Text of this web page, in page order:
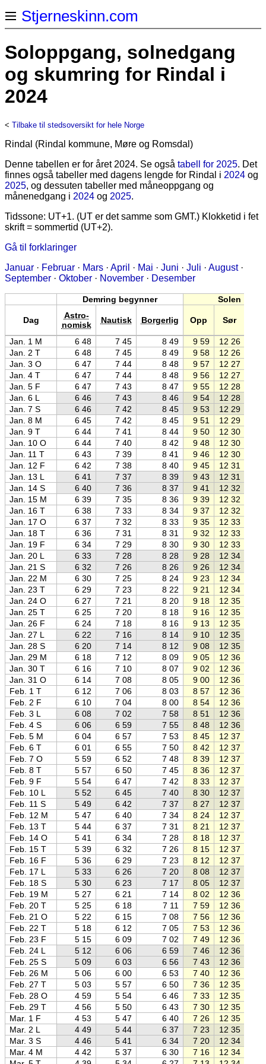
Stjerneskinn.com
Soloppgang, solnedgang
og skumring for Rindal i
2024
< Tilbake til stedsoversikt for hele Norge
Rindal (Rindal kommune, Møre og Romsdal)
Denne tabellen er for året 2024. Se også tabell for 2025. Det
finnes også tabeller med dagens lengde for Rindal i 2024 og
2025, og dessuten tabeller med måneoppgang og
månenedgang i 2024 og 2025.
Tidssone: UT+1. (UT er det samme som GMT.) Klokketid i fet
skrift = sommertid (UT+2).
Gå til forklaringer
Januar · Februar · Mars · April · Mai · Juni · Juli · August·
September · Oktober · November · Desember
Demring begynner Solen
Dag
Astro-
nomisk
Nautisk Borgerlig Opp Sør
Jan. 1 M 6 48 7 45 8 49 9 59 12 26
Jan. 2 T
6 48 7 45 8 49 9 58 12 26
Jan. 3 O
6 47 7 44 8 48 9 57 12 27
Jan. 4 T
6 47 7 44 8 48 9 56 12 27
Jan. 5 F
6 47 7 43 8 47 9 55 12 28
Jan. 6 L
6 46 7 43 8 46 9 54 12 28
Jan. 7 S
6 46 7 42 8 45 9 53 12 29
Jan. 8 M
6 45 7 42 8 45 9 51 12 29
Jan. 9 T
6 44 7 41 8 44 9 50 12 30
Jan. 10 O
6 44 7 40 8 42 9 48 12 30
Jan. 11 T
6 43 7 39 8 41 9 46 12 30
Jan. 12 F
6 42 7 38 8 40 9 45 12 31
Jan. 13 L
6 41 7 37 8 39 9 43 12 31
Jan. 14 S
6 40 7 36 8 37 9 41 12 32
Jan. 15 M
6 39 7 35 8 36 9 39 12 32
Jan. 16 T
6 38 7 33 8 34 9 37 12 32
Jan. 17 O
6 37 7 32 8 33 9 35 12 33
Jan. 18 T
6 36 7 31 8 31 9 32 12 33
Jan. 19 F
6 34 7 29 8 30 9 30 12 33
Jan. 20 L
6 33 7 28 8 28 9 28 12 34
Jan. 21 S
6 32 7 26 8 26 9 26 12 34
Jan. 22 M
6 30 7 25 8 24 9 23 12 34
Jan. 23 T
6 29 7 23 8 22 9 21 12 34
Jan. 24 O
6 27 7 21 8 20 9 18 12 35
Jan. 25 T
6 25 7 20 8 18 9 16 12 35
Jan. 26 F
6 24 7 18 8 16 9 13 12 35
Jan. 27 L
6 22 7 16 8 14 9 10 12 35
Jan. 28 S
6 20 7 14 8 12 9 08 12 35
Jan. 29 M
6 18 7 12 8 09 9 05 12 36
Jan. 30 T
6 16 7 10 8 07 9 02 12 36
Jan. 31 O
6 14 7 08 8 05 9 00 12 36
Feb. 1 T
6 12 7 06 8 03 8 57 12 36
Feb. 2 F
6 10 7 04 8 00 8 54 12 36
Feb. 3 L
6 08 7 02 7 58 8 51 12 36
Feb. 4 S
6 06 6 59 7 55 8 48 12 36
Feb. 5 M
6 04 6 57 7 53 8 45 12 37
Feb. 6 T
6 01 6 55 7 50 8 42 12 37
Feb. 7 O
5 59 6 52 7 48 8 39 12 37
Feb. 8 T
5 57 6 50 7 45 8 36 12 37
Feb. 9 F
5 54 6 47 7 42 8 33 12 37
Feb. 10 L
5 52 6 45 7 40 8 30 12 37
Feb. 11 S
5 49 6 42 7 37 8 27 12 37
Feb. 12 M
5 47 6 40 7 34 8 24 12 37
Feb. 13 T
5 44 6 37 7 31 8 21 12 37
Feb. 14 O
5 41 6 34 7 28 8 18 12 37
Feb. 15 T
5 39 6 32 7 26 8 15 12 37
Feb. 16 F
5 36 6 29 7 23 8 12 12 37
Feb. 17 L
5 33 6 26 7 20 8 08 12 37
Feb. 18 S
5 30 6 23 7 17 8 05 12 37
Feb. 19 M
5 27 6 21 7 14 8 02 12 36
Feb. 20 T
5 25 6 18 7 11 7 59 12 36
Feb. 21 O
5 22 6 15 7 08 7 56 12 36
Feb. 22 T
5 18 6 12 7 05 7 53 12 36
Feb. 23 F
5 15 6 09 7 02 7 49 12 36
Feb. 24 L
5 12 6 06 6 59 7 46 12 36
Feb. 25 S
5 09 6 03 6 56 7 43 12 36
Feb. 26 M
5 06 6 00 6 53 7 40 12 36
Feb. 27 T
5 03 5 57 6 50 7 36 12 35
Feb. 28 O
4 59 5 54 6 46 7 33 12 35
Feb. 29 T
4 56 5 50 6 43 7 30 12 35
Mar. 1 F
4 53 5 47 6 40 7 26 12 35
Mar. 2 L
4 49 5 44 6 37 7 23 12 35
Mar. 3 S
4 46 5 41 6 34 7 20 12 34
Mar. 4 M
4 42 5 37 6 30 7 16 12 34